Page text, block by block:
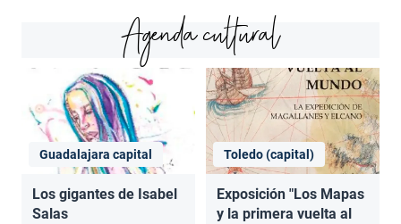
Agenda cultural
Guadalajara capital
Los gigantes de Isabel
Salas
Toledo (capital)
Exposición "Los Mapas
y la primera vuelta al